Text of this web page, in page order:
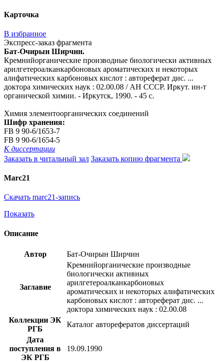
Карточка
В избранное
Экспресс-заказ фрагмента
Бат-Очирын Ширчин.
Кремнийорганические производные биологически активных
арилгетероалканкарбоновых ароматических и некоторых
алифатических карбоновых кислот : автореферат дис. ...
доктора химических наук : 02.00.08 / АН СССР. Иркут. ин-т
органической химии. - Иркутск, 1990. - 45 с.
Химия элементоорганических соединений
Шифр хранения:
FB 9 90-6/1653-7
FB 9 90-6/1654-5
К диссертации
Заказать в читальный зал Заказать копию фрагмента
Marc21
Скачать marc21-запись
Показать
Описание
Автор Бат-Очирын Ширчин
Заглавие
Кремнийорганические производные
биологически активных
арилгетероалканкарбоновых
ароматических и некоторых алифатических
карбоновых кислот : автореферат дис. ...
доктора химических наук : 02.00.08
Коллекции ЭК
РГБ
Каталог авторефератов диссертаций
Дата
поступления в
ЭК РГБ
19.09.1990